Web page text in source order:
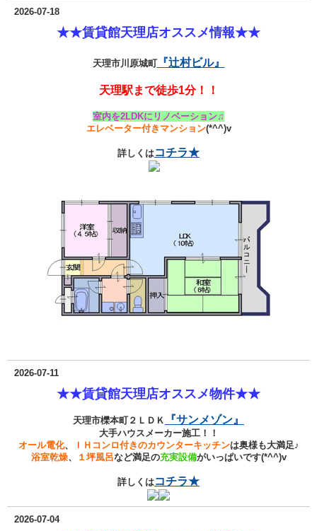
2026-07-18
★★賃貸館天理店オススメ情報★★
天理市川原城町『辻村ビル』
天理駅まで徒歩1分！！
室内を2LDKにリノベーション♫
エレベーター付きマンション(*^^)v
詳しくはコチラ★
2026-07-11
★★賃貸館天理店オススメ物件★★
天理市櫟本町２ＬＤＫ 『サンメゾン』
大手ハウスメーカー施工！！
オール電化、 ＩＨコンロ付きのカウンターキッチンは奥様も大満足♪
浴室乾燥、 １坪風呂など満足の充実設備がいっぱいです(*^^)v
詳しくはコチラ★
2026-07-04